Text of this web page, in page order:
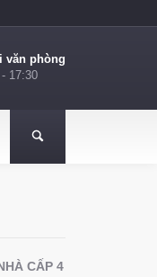
văn phòng
17:30
CẤP 4